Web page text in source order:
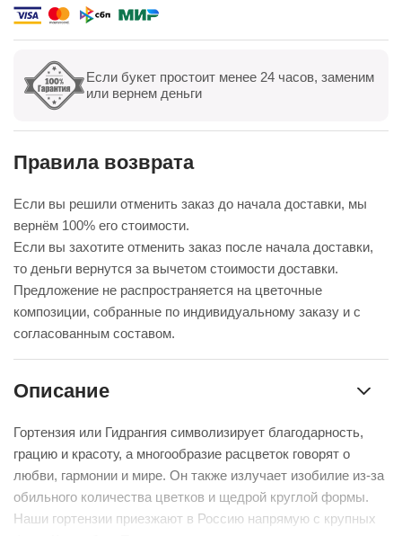
доставка. Огромное спасибо за настроение
Показать все Оставить отзыв
Если букет простоит менее 24 часов, заменим
или вернем деньги
Правила возврата
Если вы решили отменить заказ до начала доставки, мы
вернём 100% его стоимости.
Если вы захотите отменить заказ после начала доставки,
то деньги вернутся за вычетом стоимости доставки.
Предложение не распространяется на цветочные
композиции, собранные по индивидуальному заказу и с
согласованным составом.
Описание
Гортензия или Гидрангия символизирует благодарность,
грацию и красоту, а многообразие расцветок говорят о
любви, гармонии и мире. Он также излучает изобилие из-за
обильного количества цветков и щедрой круглой формы.
Наши гортензии приезжают в Россию напрямую с крупных